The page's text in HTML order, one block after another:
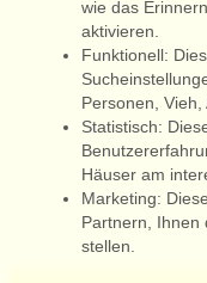
wie das
aktivieren.
Funktionell:
Personen, Vieh,
Statistisch:
Häuser am
Marketing:
Partnern, Ihnen
stellen.